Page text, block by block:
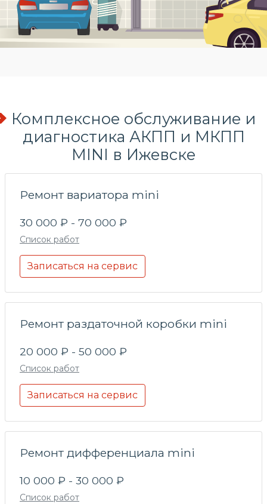
Комплексное обслуживание и
диагностика АКПП и МКПП
MINI в Ижевске
Ремонт вариатора mini
30 000 ₽ - 70 000 ₽
Список работ
Записаться на сервис
Ремонт раздаточной коробки mini
20 000 ₽ - 50 000 ₽
Список работ
Записаться на сервис
Ремонт дифференциала mini
10 000 ₽ - 30 000 ₽
Список работ